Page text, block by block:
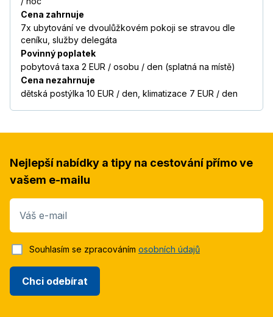
Cena zahrnuje
7x ubytování ve dvoulůžkovém pokoji se stravou dle
ceníku, služby delegáta
Povinný poplatek
pobytová taxa 2 EUR / osobu / den (splatná na místě)
Cena nezahrnuje
dětská postýlka 10 EUR / den, klimatizace 7 EUR / den
Nejlepší nabídky a tipy na cestování přímo ve
vašem e-mailu
Váš e-mail
Chci odebírat
Souhlasím se zpracováním osobních údajů